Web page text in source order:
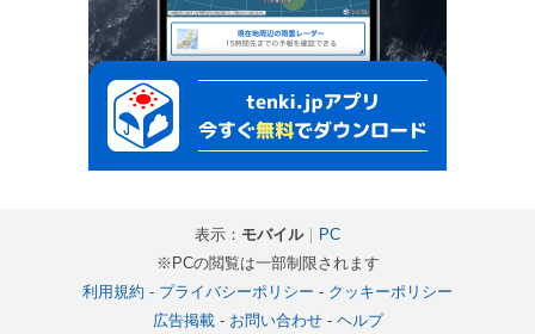
表示： モバイル｜ PC
※PCの閲覧は一部制限されます
利用規約 - プライバシーポリシー - クッキーポリシー
広告掲載- お問い合わせ- ヘルプ